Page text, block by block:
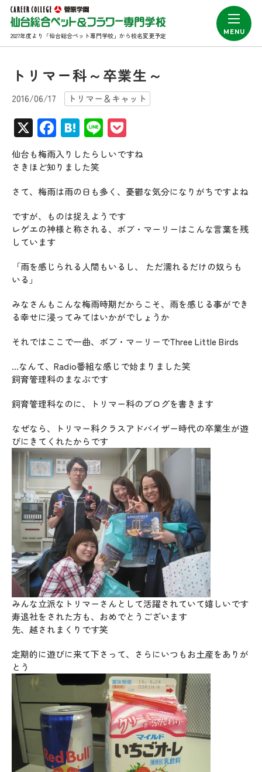
2027年度より「仙台総合ペット専門学校」から校名変更予定
トリマー科～卒業生～
2016/06/17 トリマー＆キャット
X Facebook
Hatena
Line
仙台も梅雨入りしたらしいですね
さきほど知りました笑
さて、梅雨は雨の日も多く、憂鬱な気分になりがちですよね
ですが、ものは捉えようです
レゲエの神様と称される、ボブ・マーリーはこんな言葉を残
しています
「雨を感じられる人間もいるし、 ただ濡れるだけの奴らも
いる」
みなさんもこんな梅雨時期だからこそ、雨を感じる事ができ
る幸せに浸ってみてはいかがでしょうか
それではここで一曲、ボブ・マーリーでThree Little Birds
…なんて、Radio番組な感じで始まりました笑
飼育管理科のまなぶです
飼育管理科なのに、トリマー科のブログを書きます
なぜなら、トリマー科クラスアドバイザー時代の卒業生が遊
びにきてくれたからです
みんな立派なトリマーさんとして活躍されていて嬉しいです
寿退社をされた方も、おめでとうございます
先、越されまくりです笑
定期的に遊びに来て下さって、さらにいつもお土産をありが
とう